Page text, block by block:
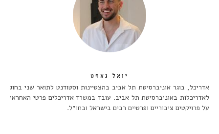
יואל גאפט
אדריכל, בוגר אוניברסיטת תל אביב בהצטיינות וסטודנט לתואר שני בחוג
לאדריכלות באוניברסיטת תל אביב. עובד במשרד אדריכלים פרטי האחראי
על פרויקטים ציבוריים ופרטיים רבים בישראל ובחו״ל.